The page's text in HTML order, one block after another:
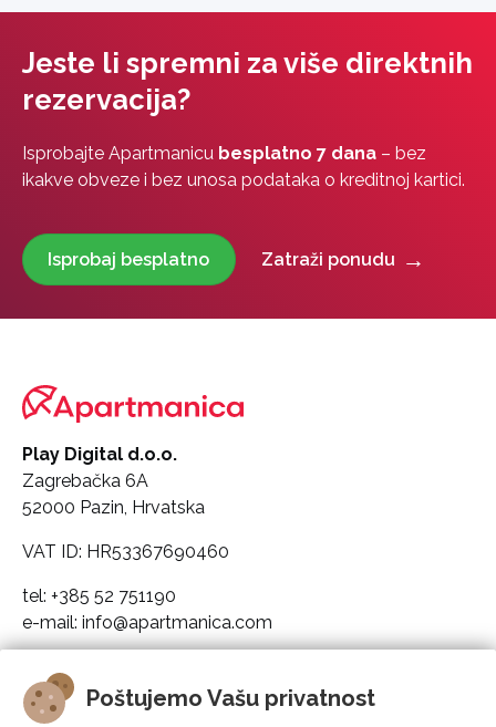
Poštujemo Vašu privatnost
Jeste li spremni za više direktnih
rezervacija?
Isprobajte Apartmanicu besplatno 7 dana – bez
ikakve obveze i bez unosa podataka o kreditnoj kartici.
Isprobaj besplatno Zatraži ponudu
Play Digital d.o.o.
Zagrebačka 6A
52000 Pazin, Hrvatska
VAT ID: HR53367690460
tel: +385 52 751190
e-mail: info@apartmanica.com